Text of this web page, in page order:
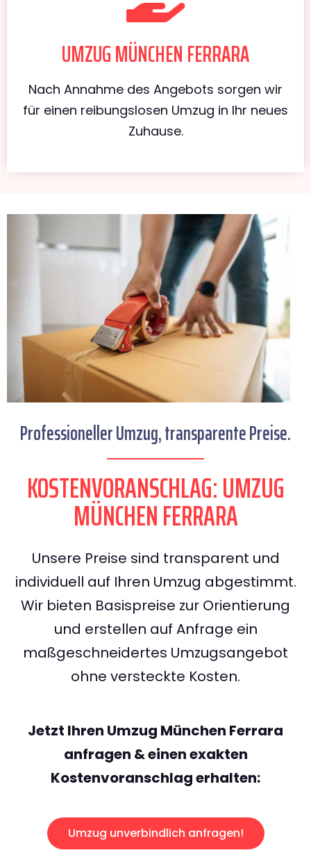
UMZUG MÜNCHEN FERRARA
Nach Annahme des Angebots sorgen wir
für einen reibungslosen Umzug in Ihr neues
Zuhause.
Professioneller Umzug, transparente Preise.
KOSTENVORANSCHLAG: UMZUG
MÜNCHEN FERRARA
Unsere Preise sind transparent und
individuell auf Ihren Umzug abgestimmt.
Wir bieten Basispreise zur Orientierung
und erstellen auf Anfrage ein
maßgeschneidertes Umzugsangebot
ohne versteckte Kosten.
Jetzt Ihren Umzug München Ferrara
anfragen & einen exakten
Kostenvoranschlag erhalten:
Umzug unverbindlich anfragen!